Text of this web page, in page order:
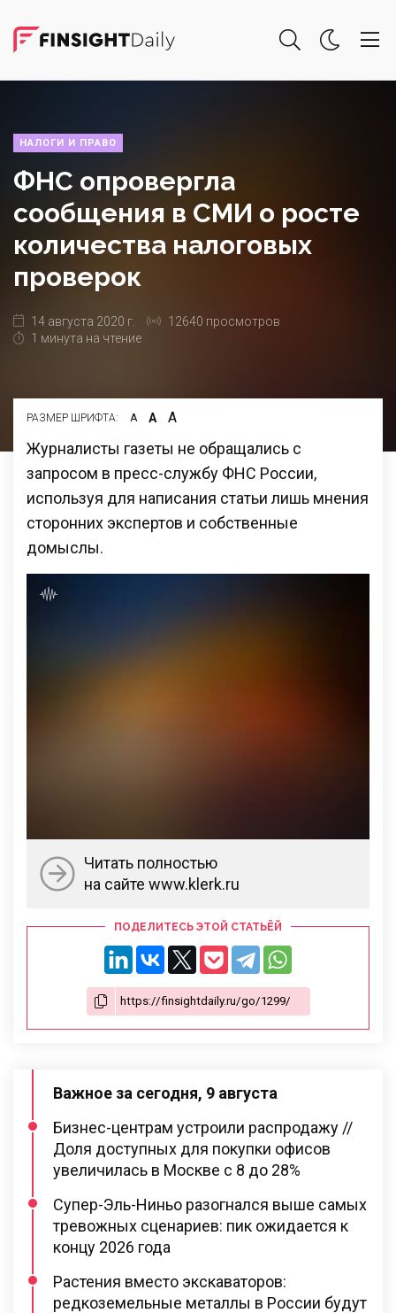
НАЛОГИ И ПРАВО
ФНС опровергла
сообщения в СМИ о росте
количества налоговых
проверок
14 августа 2020 г.
12640 просмотров
1 минута на чтение
РАЗМЕР ШРИФТА: А А А
Журналисты газеты не обращались с
запросом в пресс-службу ФНС России,
используя для написания статьи лишь мнения
сторонних экспертов и собственные
домыслы.
Читать полностью
на сайте www.klerk.ru
ПОДЕЛИТЕСЬ ЭТОЙ СТАТЬЁЙ
Важное за сегодня, 9 августа
Бизнес-центрам устроили распродажу //
Доля доступных для покупки офисов
увеличилась в Москве с 8 до 28%
Супер-Эль-Ниньо разогнался выше самых
тревожных сценариев: пик ожидается к
концу 2026 года
Растения вместо экскаваторов:
редкоземельные металлы в России будут